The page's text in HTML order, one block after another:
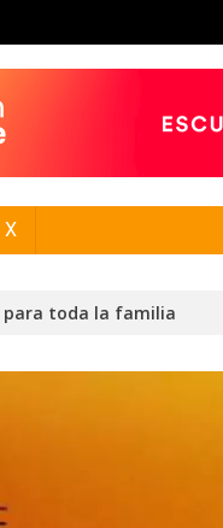
X
para toda la familia